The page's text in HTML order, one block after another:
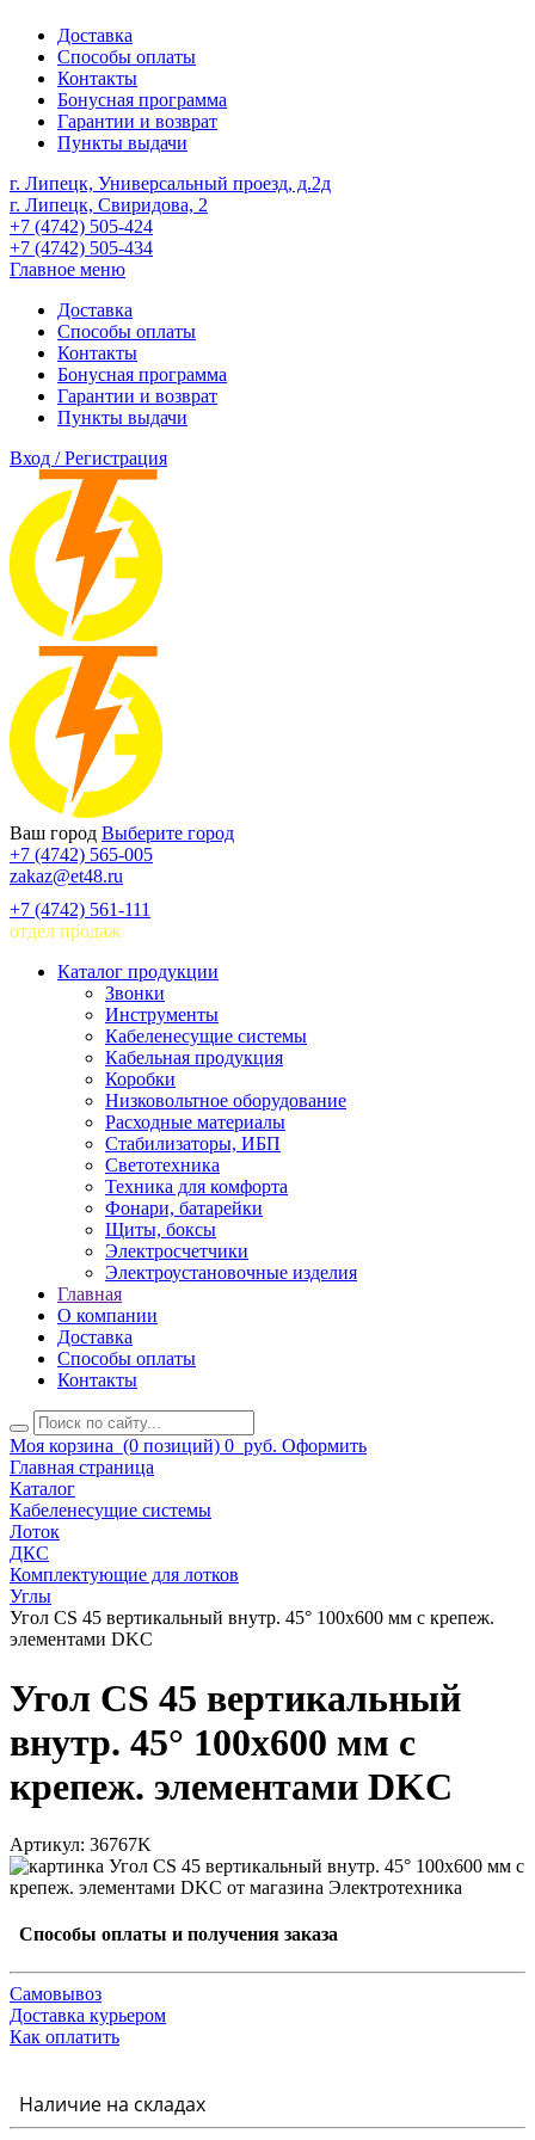
Доставка
Способы оплаты
Контакты
Бонусная программа
Гарантии и возврат
Пункты выдачи
г. Липецк, Универсальный проезд, д.2д
г. Липецк, Свиридова, 2
+7 (4742) 505-424
+7 (4742) 505-434
Главное меню
Доставка
Способы оплаты
Контакты
Бонусная программа
Гарантии и возврат
Пункты выдачи
Вход / Регистрация
Ваш город Выберите город
+7 (4742) 565-005
zakaz@et48.ru
+7 (4742) 561-111
отдел продаж
Каталог продукции
Звонки
Инструменты
Кабеленесущие системы
Кабельная продукция
Коробки
Низковольтное оборудование
Расходные материалы
Стабилизаторы, ИБП
Светотехника
Техника для комфорта
Фонари, батарейки
Щиты, боксы
Электросчетчики
Электроустановочные изделия
Главная
О компании
Доставка
Способы оплаты
Контакты
Моя корзина (0 позиций) 0 руб. Оформить
Главная страница
Каталог
Кабеленесущие системы
Лоток
ДКС
Комплектующие для лотков
Углы
Угол CS 45 вертикальный внутр. 45° 100х600 мм с крепеж.
элементами DKC
Угол CS 45 вертикальный
внутр. 45° 100х600 мм с
крепеж. элементами DKC
Артикул: 36767K
Способы оплаты и получения заказа
Самовывоз
Доставка курьером
Как оплатить
Наличие на складах